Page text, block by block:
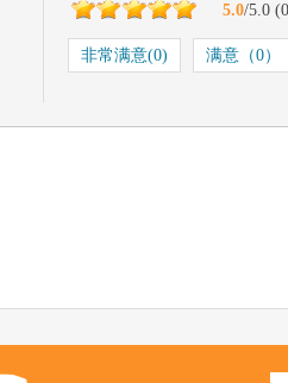
5.0/5.0
非常满意(0) 满意（0）